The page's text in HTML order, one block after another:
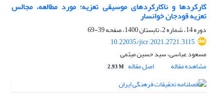
کارکردها و ناکارکردهای موسیقی تعزیه؛ مورد مطالعه، مجالس
تعزیه قودجان خوانسار
دوره 14، شماره 2، تابستان 1400، صفحه
39-69
10.22035/jicr.2021.2721.3115
مسعود عباسی، سید حسین میثمی
مشاهده مقاله
اصل مقاله 2.93 M